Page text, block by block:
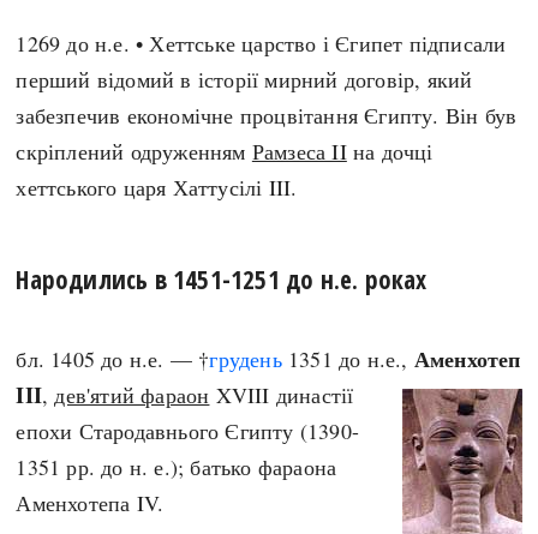
1269 до н.е. • Хеттське царство і Єгипет підписали
перший відомий в історії мирний договір, який
забезпечив економічне процвітання Єгипту. Він був
скріплений одруженням Рамзеса IIна дочці
хеттського царя Хаттусілі III.
Народились в 1451-1251 до н.е. роках
бл. 1405 до н.е. — †грудень1351 до н.е., Аменхотеп
III,дев'ятий фараон XVIII династії
епохи Стародавнього Єгипту (1390-
1351 рр. до н. е.); батько фараона
Аменхотепа IV.